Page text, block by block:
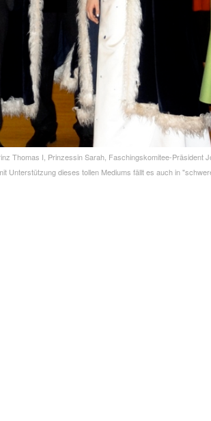
Thomas I, Prinzessin Sarah, Faschingskomitee-Präsident
Unterstützung dieses tollen Mediums fällt es auch in